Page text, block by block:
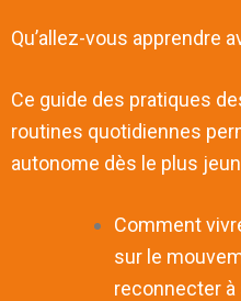
Qu’allez-vous apprendre
Ce guide des pratiques
routines quotidiennes
autonome dès le plus
Comment
sur le
reconnecter